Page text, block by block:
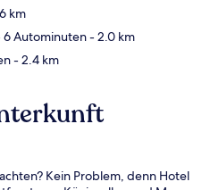
km
6 Autominuten- 2.0 km
- 2.4 km
Kein Problem, denn Hotel